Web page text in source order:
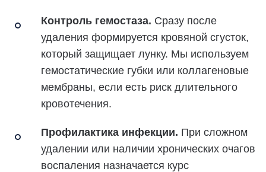
Контроль гемостаза. Сразу после
удаления формируется кровяной сгусток,
который защищает лунку. Мы используем
гемостатические губки или коллагеновые
мембраны, если есть риск длительного
кровотечения.
Профилактика инфекции. При сложном
удалении или наличии хронических очагов
воспаления назначается курс